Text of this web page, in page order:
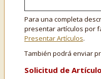
Para una completa
presentar artículos por
Presentar Artículos.
También podrá enviar
Solicitud de